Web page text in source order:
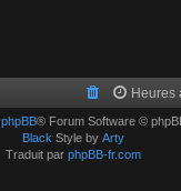
Heures
phpBB® Forum Software ©
Black Style by Arty
Traduit par phpBB-fr.com